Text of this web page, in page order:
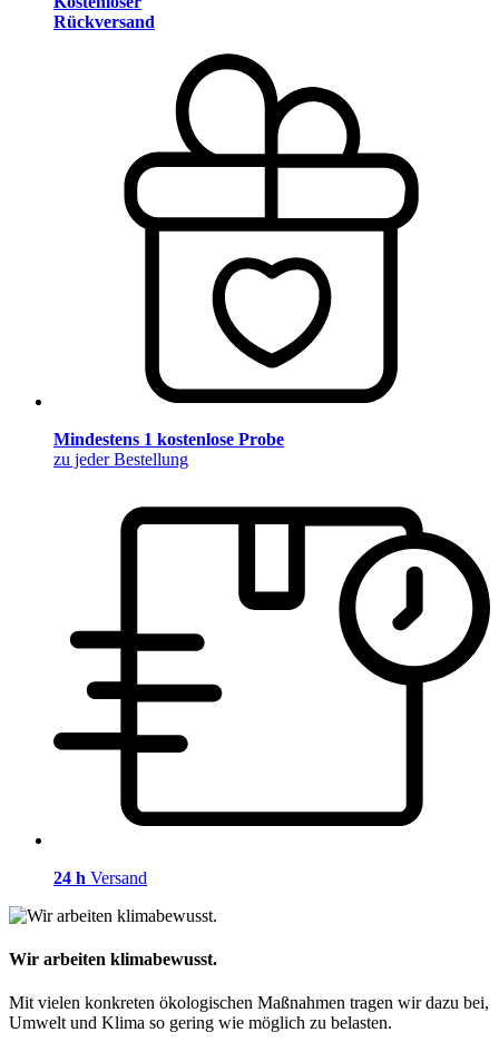
Rückversand
Mindestens 1 kostenlose Probe
zu jeder Bestellung
24 h Versand
Wir arbeiten klimabewusst.
Mit vielen konkreten ökologischen Maßnahmen tragen wir dazu bei,
Umwelt und Klima so gering wie möglich zu belasten.